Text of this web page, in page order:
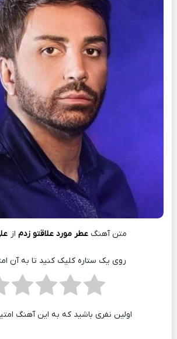
متن آهنگ عطر مورد علاقتو زدم از
روی یک ستاره کلیک کنید تا به آن
اولین نفری باشید که به این آهنگ